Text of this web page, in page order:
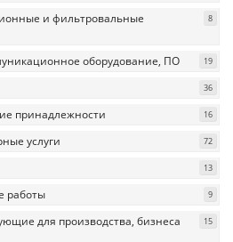
и фильтровальные
8
оборудование, ПО 19
36
принадлежности 16
услуги 72
13
работы 9
для производства, бизнеса
15